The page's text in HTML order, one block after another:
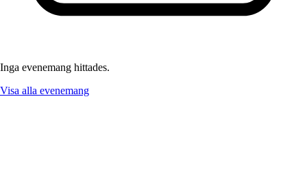
Inga evenemang hittades.
Visa alla evenemang